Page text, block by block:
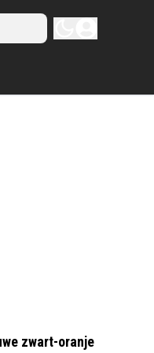
zwart-oranje